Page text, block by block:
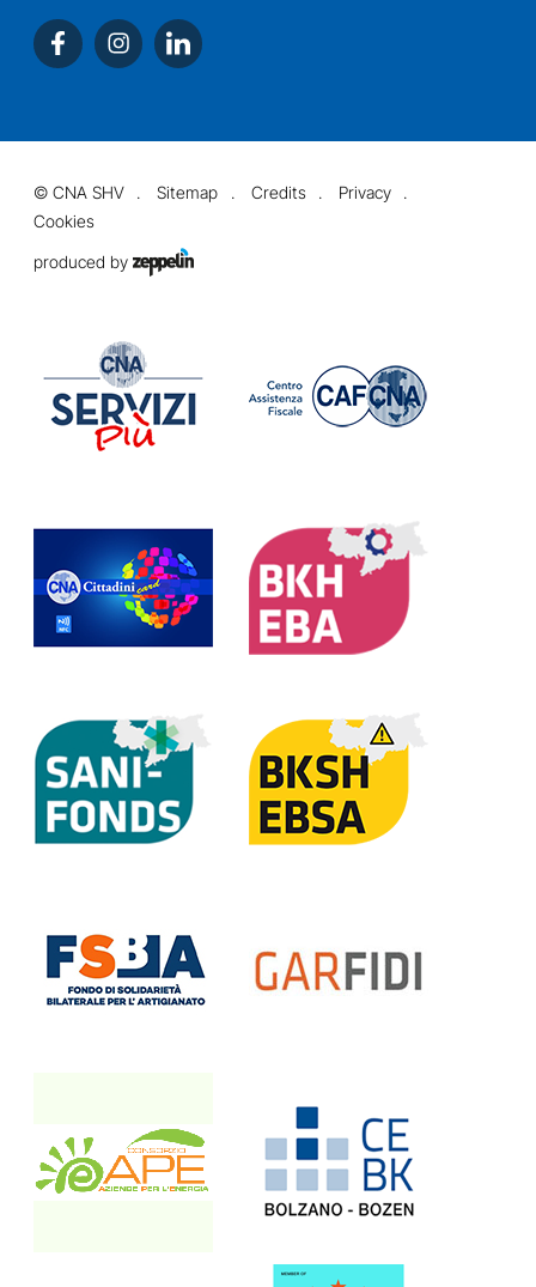
©CNA SHV Sitemap Credits
Privacy
Cookies
produced by